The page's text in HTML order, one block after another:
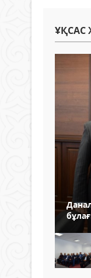
ҰҚСАС